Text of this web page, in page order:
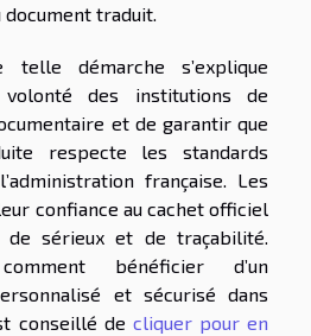
traduit.
telle démarche s’explique
des institutions de
et de garantir que
respecte les standards
française. Les
confiance au cachet officiel
de sérieux et de traçabilité.
bénéficier d’un
et sécurisé dans
conseillé de cliquer pour en